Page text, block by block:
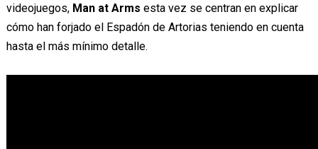
videojuegos, Man at Arms esta vez se centran en explicar
cómo han forjado el Espadón de Artorias teniendo en cuenta
hasta el más mínimo detalle.